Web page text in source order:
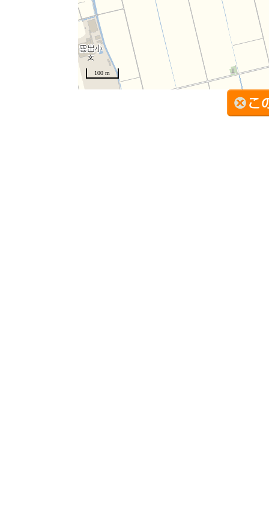
100 m